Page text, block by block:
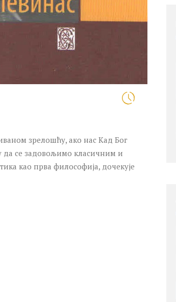
зрелошћу, ако нас Kад Бог
да се задовољимо класичним и
као прва философија, дочекује